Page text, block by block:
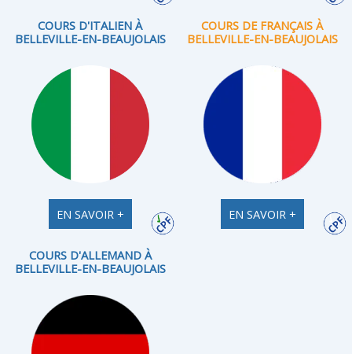
COURS D'ITALIEN À
BELLEVILLE-EN-BEAUJOLAIS
EN SAVOIR +
COURS DE FRANÇAIS À
BELLEVILLE-EN-BEAUJOLAIS
EN SAVOIR +
COURS D'ALLEMAND À
BELLEVILLE-EN-BEAUJOLAIS